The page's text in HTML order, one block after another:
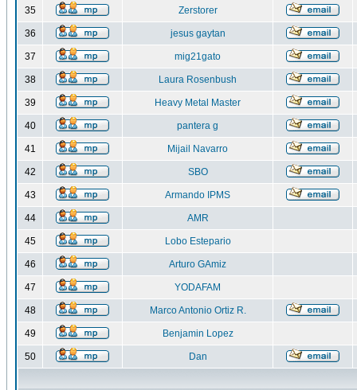
35 Zerstorer
36 jesus gaytan
37 mig21gato
38 Laura Rosenbush
39 Heavy Metal Master
40 pantera g
41 Mijail Navarro
42 SBO
43 Armando IPMS
44 AMR
45 Lobo Estepario
46 Arturo GAmiz
47 YODAFAM
48 Marco Antonio Ortiz R.
49 Benjamin Lopez
50 Dan